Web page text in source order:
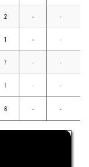
2 - -
1 - -
7 - -
1 - -
8 - -